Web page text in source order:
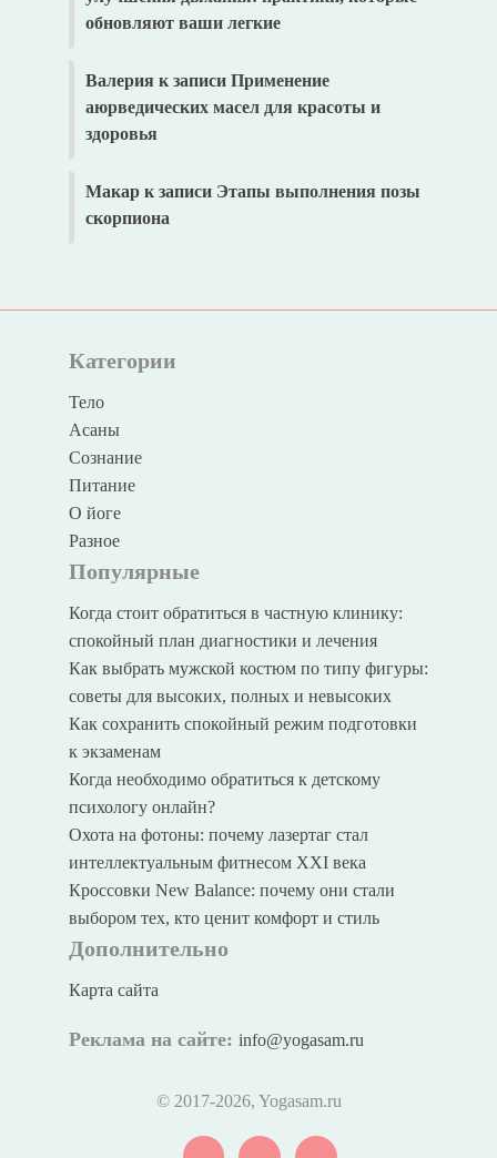
обновляют ваши легкие
Валерия к записи Применение
аюрведических масел для красоты и
здоровья
Макарк записи Этапы выполнения позы
скорпиона
Категории
Тело
Асаны
Сознание
Питание
О йоге
Разное
Популярные
Когда стоит обратиться в частную клинику:
спокойный план диагностики и лечения
Как выбрать мужской костюм по типу фигуры:
советы для высоких, полных и невысоких
Как сохранить спокойный режим подготовки
к экзаменам
Когда необходимо обратиться к детскому
психологу онлайн?
Охота на фотоны: почему лазертаг стал
интеллектуальным фитнесом XXI века
Кроссовки New Balance: почему они стали
выбором тех, кто ценит комфорт и стиль
Дополнительно
Карта сайта
Реклама на сайте: info@yogasam.ru
© 2017-2026, Yogasam.ru